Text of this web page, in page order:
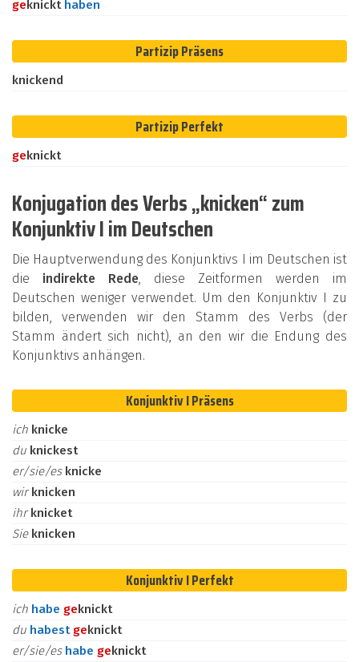
ge knickt haben
Partizip Präsens
knickend
Partizip Perfekt
geknickt
Konjugation des Verbs „knicken“ zum
Konjunktiv I im Deutschen
Die Hauptverwendung des Konjunktivs I im Deutschen ist
die indirekte Rede, diese Zeitformen werden im
Deutschen weniger verwendet. Um den Konjunktiv I zu
bilden, verwenden wir den Stamm des Verbs (der
Stamm ändert sich nicht), an den wir die Endung des
Konjunktivs anhängen.
Konjunktiv I Präsens
ich knicke
du knickest
er/sie/es knicke
wirknicken
ihrknicket
Sie knicken
Konjunktiv I Perfekt
ich habe geknickt
du habest geknickt
er/sie/es habe geknickt